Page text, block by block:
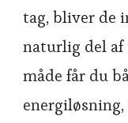
tag, bliver de
naturlig del af
måde får du